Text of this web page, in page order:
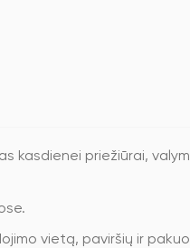
kasdienei priežiūrai,
vietą, paviršių ir